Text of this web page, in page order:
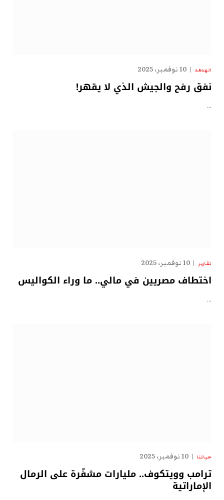
الهدهد 10 نوفمبر، 2025
نفق رفح والجيش الذي لا يقهر!
…
تقارير 10 نوفمبر، 2025
اختطاف مصريين في مالي.. ما وراء الكواليس
…
حياتنا 10 نوفمبر، 2025
ترامب وويتكوف.. مليارات مشفّرة على الرمال
الإماراتية